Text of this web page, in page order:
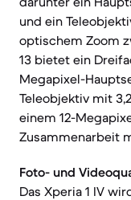
und ein
optischem Zoom
13 bietet ein
Megapixel-
Teleobjektiv mit
einem 12-
Zusammenarbeit
Foto- und
Das Xperia 1 IV